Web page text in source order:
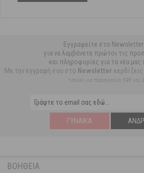
Εγγραφείτε στο
για να λαμβάνετε πρώτοι τις
και πληροφορίες για τα νέα μας
Με την εγγραφή σου στο Newsletter
*ισχύει για παραγγελία 59€ και
ΓΥΝΑΊΚΑ
ΒΟΉΘΕΙΑ